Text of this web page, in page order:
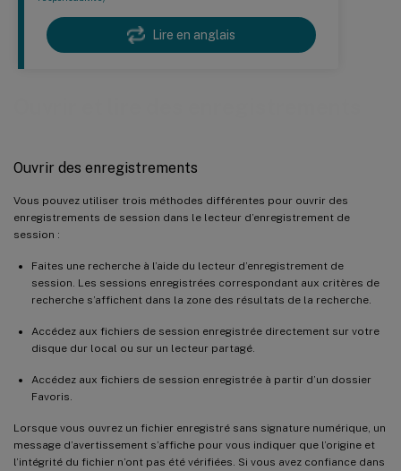
Lire en anglais
Ouvrir des enregistrements
Vous pouvez utiliser trois méthodes différentes pour ouvrir des
enregistrements de session dans le lecteur d’enregistrement de
session :
Faites une recherche à l’aide du lecteur d’enregistrement de
session. Les sessions enregistrées correspondant aux critères de
recherche s’affichent dans la zone des résultats de la recherche.
Accédez aux fichiers de session enregistrée directement sur votre
disque dur local ou sur un lecteur partagé.
Accédez aux fichiers de session enregistrée à partir d’un dossier
Favoris.
Lorsque vous ouvrez un fichier enregistré sans signature numérique, un
message d’avertissement s’affiche pour vous indiquer que l’origine et
l’intégrité du fichier n’ont pas été vérifiées. Si vous avez confiance dans